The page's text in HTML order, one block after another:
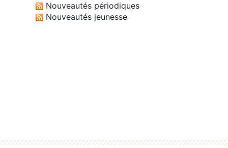
Nouveautés périodiques
Nouveautés jeunesse